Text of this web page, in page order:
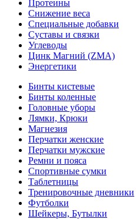
Протеины
Снижение веса
Специальные добавки
Суставы и связки
Углеводы
Цинк Магний (ZMA)
Энергетики
Бинты кистевые
Бинты коленные
Головные уборы
Лямки, Крюки
Магнезия
Перчатки женские
Перчатки мужские
Ремни и пояса
Спортивные сумки
Таблетницы
Тренировочные дневники
Футболки
Шейкеры, Бутылки